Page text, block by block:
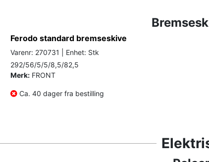
Ferodo standard bremseskive
Varenr: 270731 | Enhet: Stk
292/56/5/5/8,5/82,5
Merk: FRONT
Ca. 40 dager fra bestilling